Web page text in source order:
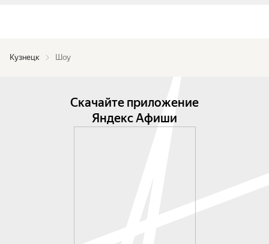
Кузнецк Шоу
Скачайте приложение
Яндекс Афиши